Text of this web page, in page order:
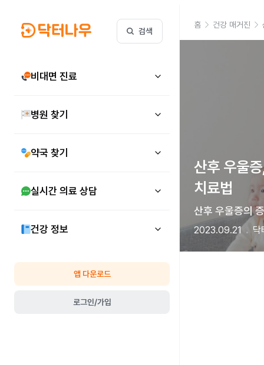
검색
비대면 진료
병원 찾기
약국 찾기
실시간 의료 상담
건강 정보
앱 다운로드
로그인/가입
홈 건강 매거진
산후 우울
치료법
산후 우울증의
2023.09.21 닥